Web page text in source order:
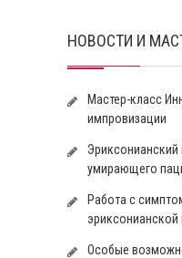
НОВОСТИ И
Мастер-класс
импровизации
умирающего
Работа с
эриксонианской
Особые